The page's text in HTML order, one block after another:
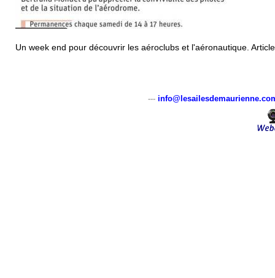
Un week end pour découvrir les aéroclubs et l'aéronautique.
---